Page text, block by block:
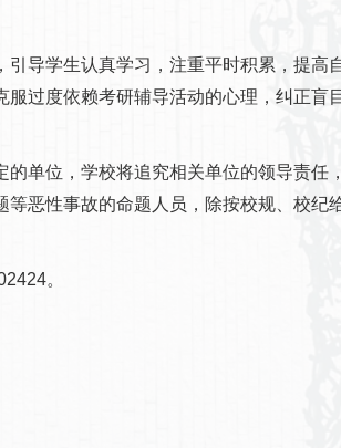
学生认真学习，注重平时积累，提高
过度依赖考研辅导活动的心理，纠正盲
位，学校将追究相关单位的领导责任
恶性事故的命题人员，除按校规、校纪
。